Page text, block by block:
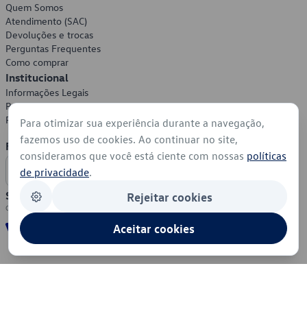
Quem Somos
Atendimento (SAC)
Devoluções e trocas
Perguntas Frequentes
Como comprar
Institucional
Informações Legais
Política de Privacidade
Política de Cookies
Formas de Pagamento
Segurança
Para otimizar sua experiência durante a navegação,
fazemos uso de cookies. Ao continuar no site,
consideramos que você está ciente com nossas políticas
de privacidade.
Rejeitar cookies
Aceitar cookies